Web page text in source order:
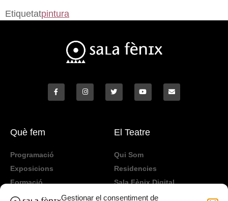
Gestionar el consentiment de
Etiquetatpintura
Què fem
Programació
Exposicions
Formació
TeenFriday
El Teatre
Qui Som
Residencies
Sala Fènix Digital
Lloguer d'espai